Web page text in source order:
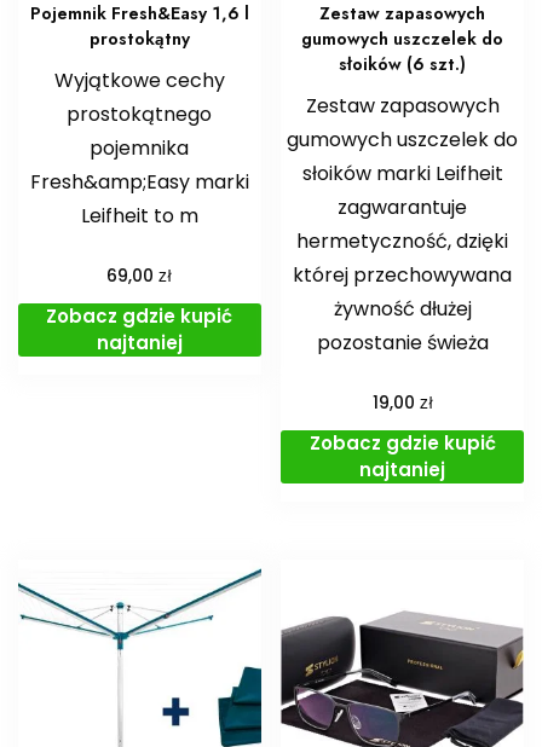
Pojemnik Fresh&Easy 1,6 l
prostokątny
Wyjątkowe cechy
prostokątnego
pojemnika
Fresh&amp;Easy marki
Leifheit to m
69,00zł
Zobacz gdzie kupić
najtaniej
Zestaw zapasowych
gumowych uszczelek do
słoików (6 szt.)
Zestaw zapasowych
gumowych uszczelek do
słoików marki Leifheit
zagwarantuje
hermetyczność, dzięki
której przechowywana
żywność dłużej
pozostanie świeża
19,00 zł
Zobacz gdzie kupić
najtaniej